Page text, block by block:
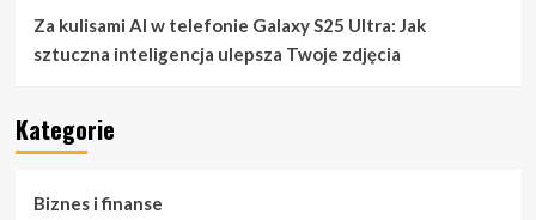
Za kulisami AI w telefonie Galaxy S25 Ultra: Jak
sztuczna inteligencja ulepsza Twoje zdjęcia
Kategorie
Biznes i finanse